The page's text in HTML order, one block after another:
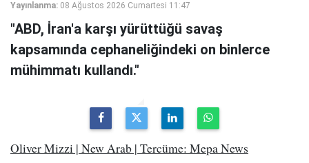
Yayınlanma: 08 Ağustos 2026 Cumartesi 11:47
"ABD, İran'a karşı yürüttüğü savaş
kapsamında cephaneliğindeki on binlerce
mühimmatı kullandı."
Oliver Mizzi | New Arab | Tercüme: Mepa News